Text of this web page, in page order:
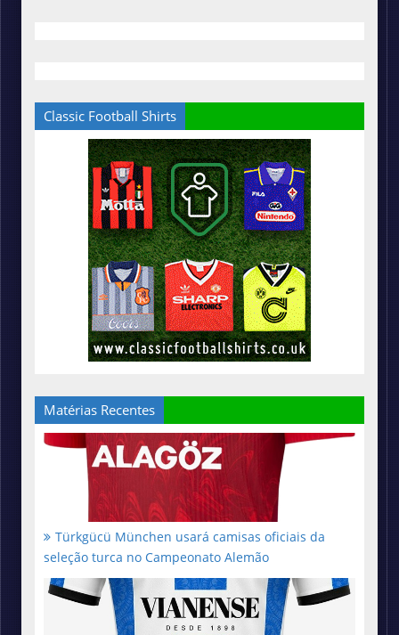
Classic Football Shirts
Matérias Recentes
Türkgücü München usará camisas oficiais da
seleção turca no Campeonato Alemão